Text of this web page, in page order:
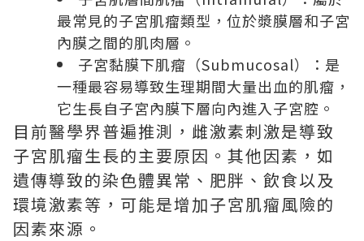
最常見的子宮肌瘤類型，位於漿膜層和子宮
內膜之間的肌肉層。
子宮黏膜下肌瘤（Submucosal）：是
一種最容易導致生理期間大量出血的肌瘤，
它生長自子宮內膜下層向內進入子宮腔。
目前醫學界普遍推測，雌激素刺激是導致
子宮肌瘤生長的主要原因。其他因素，如
遺傳導致的染色體異常、肥胖、飲食以及
環境激素等，可能是增加子宮肌瘤風險的
因素來源。